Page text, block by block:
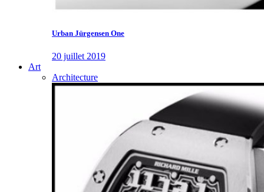
Urban Jürgensen One
20 juillet 2019
Art
Architecture